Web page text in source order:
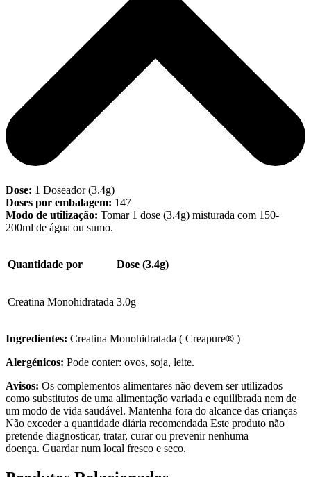
Dose: 1 Doseador (3.4g)
Doses por embalagem: 147
Modo de utilização: Tomar 1 dose (3.4g) misturada com 150-
200ml de água ou sumo.
Quantidade por Dose (3.4g)
Creatina Monohidratada 3.0g
Ingredientes: Creatina Monohidratada ( Creapure® )
Alergénicos: Pode conter: ovos, soja, leite.
Avisos: Os complementos alimentares não devem ser utilizados
como substitutos de uma alimentação variada e equilibrada nem de
um modo de vida saudável. Mantenha fora do alcance das crianças
Não exceder a quantidade diária recomendada Este produto não
pretende diagnosticar, tratar, curar ou prevenir nenhuma
doença. Guardar num local fresco e seco.